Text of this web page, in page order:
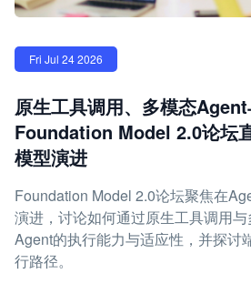
Fri Jul 24 2026
原生工具调用、多模态Agent
Foundation Model 2.0论坛
模型演进
Foundation Model 2.0论坛聚焦在
演进，讨论如何通过原生工具调用
Agent的执行能力与适应性，并探讨
行路径。